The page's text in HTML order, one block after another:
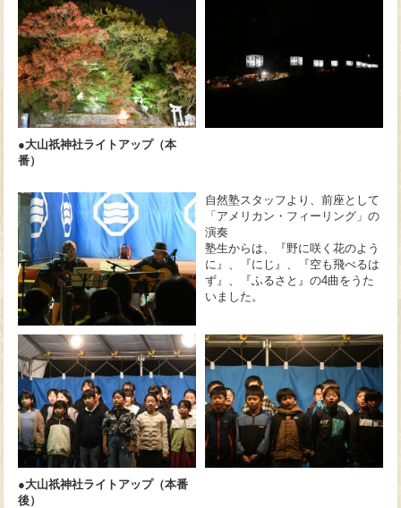
●大山祇神社ライトアップ（本
番）
自然塾スタッフより、前座として
「アメリカン・フィーリング」の
演奏
塾生からは、『野に咲く花のよう
に』、『にじ』、『空も飛べるは
ず』、『ふるさと』の4曲をうた
いました。
●大山祇神社ライトアップ（本番
後）